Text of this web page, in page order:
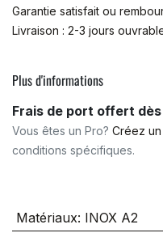
Garantie satisfait ou
Livraison : 2-3 jours
Plus d'informations
Frais de port offert
Vous êtes un Pro? Créez
conditions spécifiques.
Matériaux: INOX A2